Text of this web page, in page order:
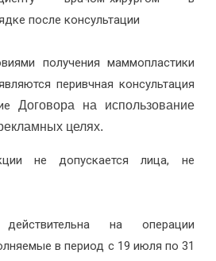
после консультации
получения маммопластики
перивчная консультация
Договора на использование
целях.
не допускается лица, не
на операции
в период с 19 июля по 31